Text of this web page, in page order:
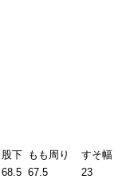
股下 もも周り
すそ幅
68.5 67.5
23